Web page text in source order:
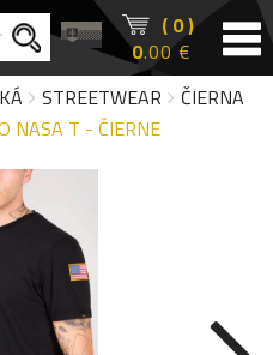
( 0 )
0.00 €
STREETWEAR
ČIERNA
NASA T - ČIERNE